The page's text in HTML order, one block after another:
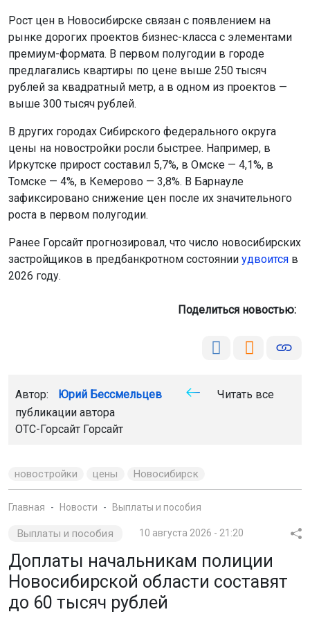
Рост цен в Новосибирске связан с появлением на
рынке дорогих проектов бизнес-класса с элементами
премиум-формата. В первом полугодии в городе
предлагались квартиры по цене выше 250 тысяч
рублей за квадратный метр, а в одном из проектов —
выше 300 тысяч рублей.
В других городах Сибирского федерального округа
цены на новостройки росли быстрее. Например, в
Иркутске прирост составил 5,7%, в Омске — 4,1%, в
Томске — 4%, в Кемерово — 3,8%. В Барнауле
зафиксировано снижение цен после их значительного
роста в первом полугодии.
Ранее Горсайт прогнозировал, что число новосибирских
застройщиков в предбанкротном состоянии удвоится в
2026 году.
Поделиться новостью:
Автор: Юрий Бессмельцев
Читать все
публикации автора
ОТС-Горсайт Горсайт
новостройки цены Новосибирск
Главная Новости Выплаты и пособия
Выплаты и пособия 10 августа 2026 - 21:20
Доплаты начальникам полиции
Новосибирской области составят
до 60 тысяч рублей